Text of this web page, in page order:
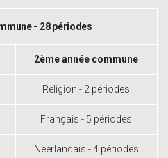
- 28 périodes
2ème année commune
Religion - 2 périodes
Français - 5 périodes
Néerlandais - 4 périodes